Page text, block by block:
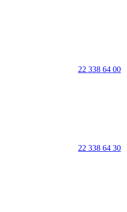
22 338 64 00
22 338 64 30